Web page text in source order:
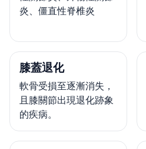
炎、僵直性脊椎炎
膝蓋退化
軟骨受損至逐漸消失，
且膝關節出現退化跡象
的疾病。